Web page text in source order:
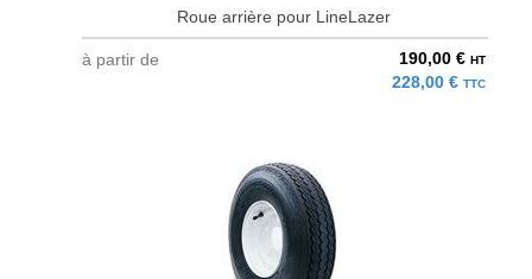
Roue arrière pour LineLazer
à partir de 190,00 € HT
228,00 € TTC